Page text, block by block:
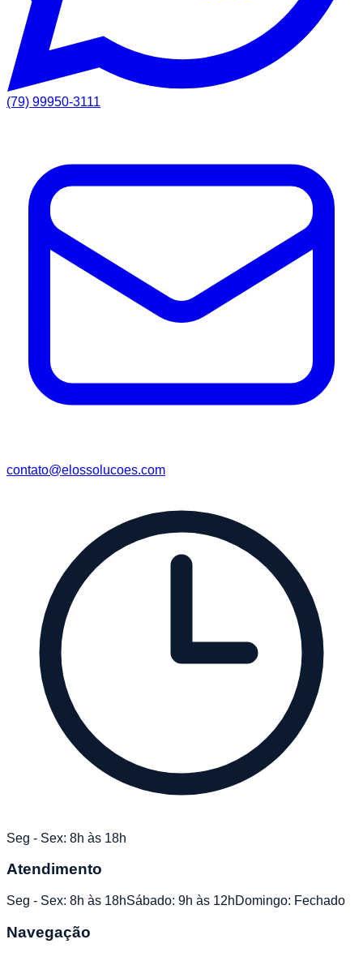
(79) 99950-3111
contato@elossolucoes.com
Seg - Sex: 8h às 18h
Atendimento
Seg - Sex: 8h às 18hSábado: 9h às 12hDomingo: Fechado
Navegação